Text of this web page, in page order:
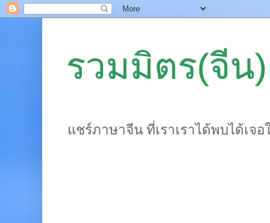
รวมมิตร(จีน)
แชร์ภาษาจีน ที่เราเราได้พบได้เจ